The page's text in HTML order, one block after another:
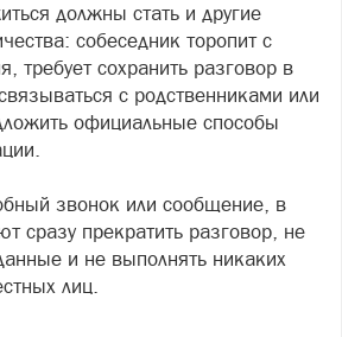
должны стать и другие
собеседник торопит с
требует сохранить разговор в
с родственниками или
официальные способы
звонок или сообщение, в
сразу прекратить разговор, не
и не выполнять никаких
лиц.